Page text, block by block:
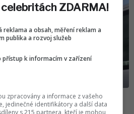
ZDARMA!
reklama a obsah, měření reklam a
publika a rozvoj služeb
přístup k informacím v zařízení
zpracovány a informace z vašeho
jedinečné identifikátory a další data
s 215 partnera, kteří je mohou